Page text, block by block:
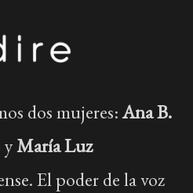
dos mujeres:Ana B.
yMaría Luz
El poder de la voz